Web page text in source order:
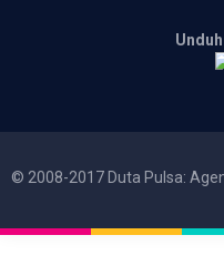
© 2008-2017 Duta Pulsa: